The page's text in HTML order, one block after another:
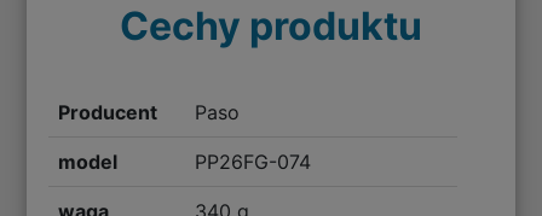
Cechy produktu
Producent Paso
model PP26FG-074
waga 340 g